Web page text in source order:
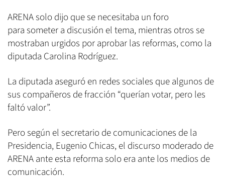
ARENA solo dijo que se necesitaba un foro
para someter a discusión el tema, mientras otros se
mostraban urgidos por aprobar las reformas, como la
diputada Carolina Rodríguez.
La diputada aseguró en redes sociales que algunos de
sus compañeros de fracción “querían votar, pero les
faltó valor”.
Pero según el secretario de comunicaciones de la
Presidencia, Eugenio Chicas, el discurso moderado de
ARENA ante esta reforma solo era ante los medios de
comunicación.